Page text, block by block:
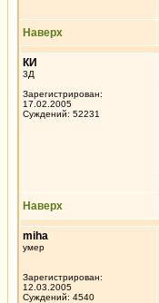
Наверх
КИ
3Д
Зарегистрирован:
17.02.2005
Суждений: 52231
Наверх
miha
умер
Зарегистрирован:
12.03.2005
Суждений: 4540